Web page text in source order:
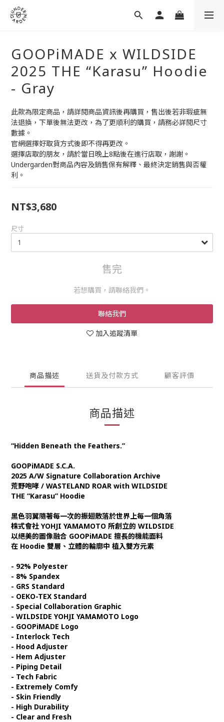
GOOPiMADE x WILDSIDE
2025 THE “Karasu” Hoodie
- Gray
此款為限定商品，請詳閱商品資訊後再購買，售出後若非瑕疵無
法退換，下單後無法更改，為了更順利的購買，請務必詳閱尺寸
數據。
官網選擇好取貨方式後即不得再更改。
選擇店取的朋友，請於當日晚上8點後在進行店取，謝謝。
Undergarden對商品內容及銷售保有解釋、最終決定銷售與否權
利。
NT$3,680
尺寸
售完
若想購買，請聯絡我們。
聯絡我們
加入追蹤清單
商品描述 送貨及付款方式 顧客評價
商品描述
“Hidden Beneath the Feathers.”
GOOPiMADE S.C.A.
2025 A/W Signature Collaboration Archive
荒野咆哮 / WASTELAND ROAR with WILDSIDE
THE “Karasu” Hoodie
黑色羽翼隨著每一次的振翅散落於世界上每一個角落
株式會社 YOHJI YAMAMOTO 所創立的 WILDSIDE
以絕美的圖像融合 GOOPiMADE 擅長的機能面料
在 Hoodie 雙層、立體的輪廓中 植入雙方元素
- 92% Polyester
- 8% Spandex
- GRS Standard
- OEKO-TEX Standard
- Special Collaboration Graphic
- WILDSIDE YOHJI YAMAMOTO Logo
- GOOPiMADE Logo
- Interlock Tech
- Hood Adjuster
- Hem Adjuster
- Piping Detail
- Tech Fabric
- Extremely Comfy
- Skin Friendly
- High Durability
- Clear and Fresh